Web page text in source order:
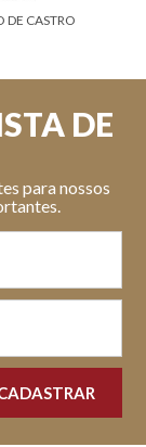
DE CASTRO
DE
para nossos